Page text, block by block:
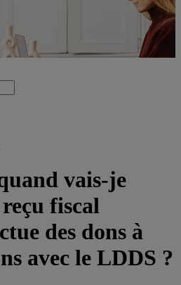
vais-je
fiscal
des dons à
avec le LDDS ?